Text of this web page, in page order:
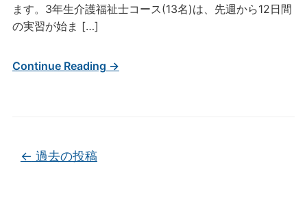
ます。3年生介護福祉士コース(13名)は、先週から12日間
の実習が始ま […]
Continue Reading →
投稿ナビゲーション
← 過去の投稿